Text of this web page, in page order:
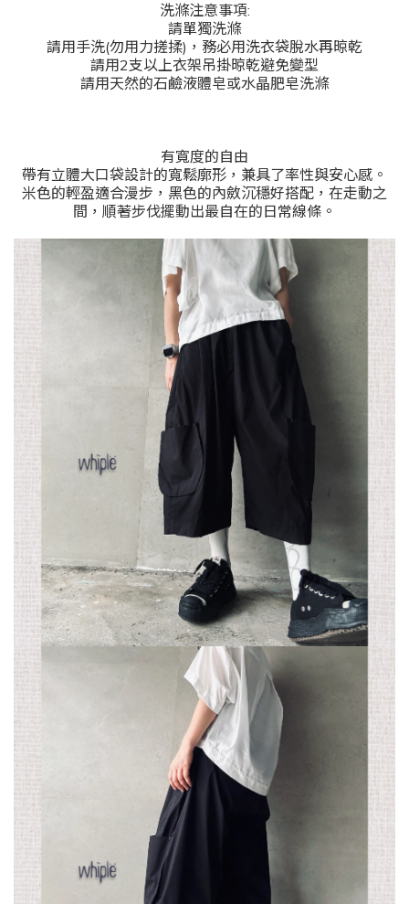
洗滌注意事項:
請單獨洗滌
請用手洗(勿用力搓揉)，務必用洗衣袋脫水再晾乾
請用2支以上衣架吊掛晾乾避免變型
請用天然的石鹼液體皂或水晶肥皂洗滌
有寬度的自由
帶有立體大口袋設計的寬鬆廓形，兼具了率性與安心感。
米色的輕盈適合漫步，黑色的內斂沉穩好搭配，在走動之
間，順著步伐擺動出最自在的日常線條。